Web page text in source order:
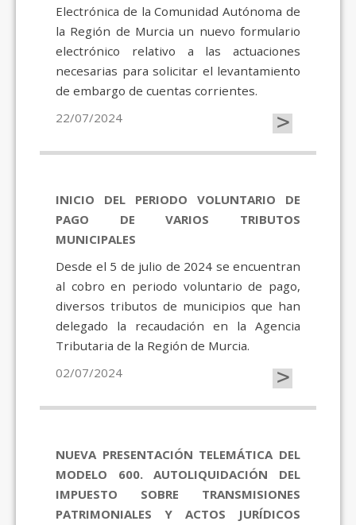
Electrónica de la Comunidad Autónoma de
la Región de Murcia un nuevo formulario
electrónico relativo a las actuaciones
necesarias para solicitar el levantamiento
de embargo de cuentas corrientes.
22/07/2024
>
INICIO DEL PERIODO VOLUNTARIO DE
PAGO DE VARIOS TRIBUTOS
MUNICIPALES
Desde el 5 de julio de 2024 se encuentran
al cobro en periodo voluntario de pago,
diversos tributos de municipios que han
delegado la recaudación en la Agencia
Tributaria de la Región de Murcia.
02/07/2024
>
NUEVA PRESENTACIÓN TELEMÁTICA DEL
MODELO 600. AUTOLIQUIDACIÓN DEL
IMPUESTO SOBRE TRANSMISIONES
PATRIMONIALES Y ACTOS JURÍDICOS